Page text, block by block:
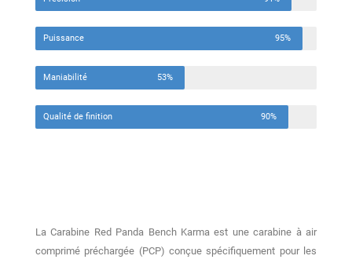
Puissance 95%
Maniabilité 53%
Qualité de finition 90%
La Carabine Red Panda Bench Karma est une carabine à air
comprimé préchargée (PCP) conçue spécifiquement pour les